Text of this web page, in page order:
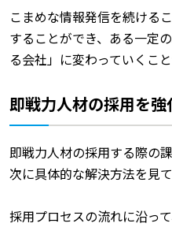
こまめな情報発信を続ける
することができ、ある一定
る会社」に変わっていくこ
即戦力人材の採用を
即戦力人材の採用する際の
次に具体的な解決方法を見
採用プロセスの流れに沿っ